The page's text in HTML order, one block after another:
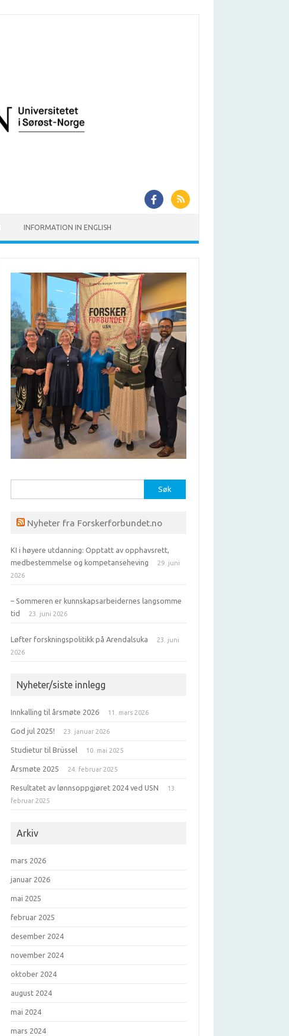
INFORMATION IN ENGLISH
etter:
Nyheter fra Forskerforbundet.no
KI i høyere utdanning: Opptatt av opphavsrett,
medbestemmelse og kompetanseheving
29. juni
2026
– Sommeren er kunnskapsarbeidernes langsomme
tid
23. juni 2026
Løfter forskningspolitikk på Arendalsuka
23. juni
2026
Nyheter/siste innlegg
Innkalling til årsmøte 2026 11. mars 2026
God jul 2025! 23. januar 2026
Studietur til Brüssel 10. mai 2025
Årsmøte 2025 24. februar 2025
Resultatet av lønnsoppgjøret 2024 ved USN
13.
februar 2025
Arkiv
mars 2026
januar 2026
mai 2025
februar 2025
desember 2024
november 2024
oktober 2024
august 2024
mai 2024
mars 2024